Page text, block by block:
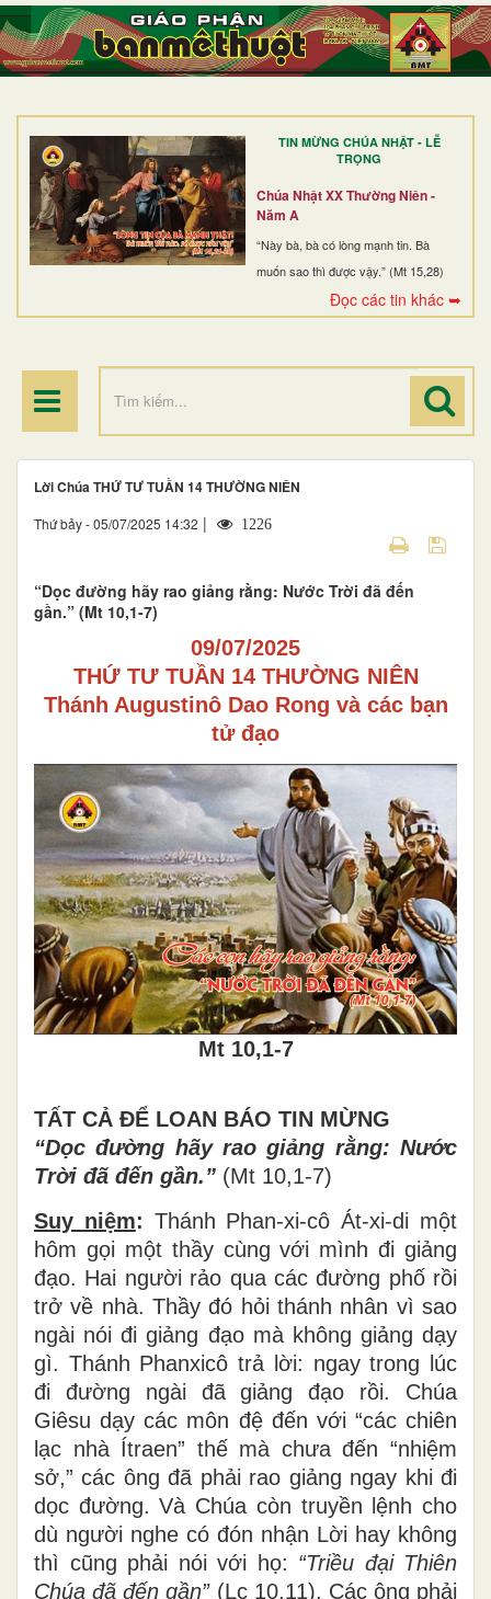
TIN MỪNG CHÚA NHẬT - LỄ
TRỌNG
Chúa Nhật XX Thường Niên -
Năm A
“Này bà, bà có lòng mạnh tin. Bà
muốn sao thì được vậy.” (Mt 15,28)
Đọc các tin khác ➥
TRANG NHẤT
GIỚI THIỆU
DÒNG TU
BAN MỤC VỤ
ĐOÀN THỂ CG
ĐIỂM HÀNH HƯƠNG
Lời Chúa THỨ TƯ TUẦN 14 THƯỜNG NIÊN
Thứ bảy - 05/07/2025 14:32 | 1226
“Dọc đường hãy rao giảng rằng: Nước Trời đã đến
gần.” (Mt 10,1-7)
09/07/2025
THỨ TƯ TUẦN 14 THƯỜNG NIÊN
Thánh Augustinô Dao Rong và các bạn
tử đạo
Mt 10,1-7
TẤT CẢ ĐỂ LOAN BÁO TIN MỪNG
“Dọc đường hãy rao giảng rằng: Nước
Trời đã đến gần.” (Mt 10,1-7)
Suy niệm: Thánh Phan-xi-cô Át-xi-di một
hôm gọi một thầy cùng với mình đi giảng
đạo. Hai người rảo qua các đường phố rồi
trở về nhà. Thầy đó hỏi thánh nhân vì sao
ngài nói đi giảng đạo mà không giảng dạy
gì. Thánh Phanxicô trả lời: ngay trong lúc
đi đường ngài đã giảng đạo rồi. Chúa
Giêsu dạy các môn đệ đến với “các chiên
lạc nhà Ítraen” thế mà chưa đến “nhiệm
sở,” các ông đã phải rao giảng ngay khi đi
dọc đường. Và Chúa còn truyền lệnh cho
dù người nghe có đón nhận Lời hay không
thì cũng phải nói với họ: “Triều đại Thiên
Chúa đã đến gần”(Lc 10,11). Các ông phải